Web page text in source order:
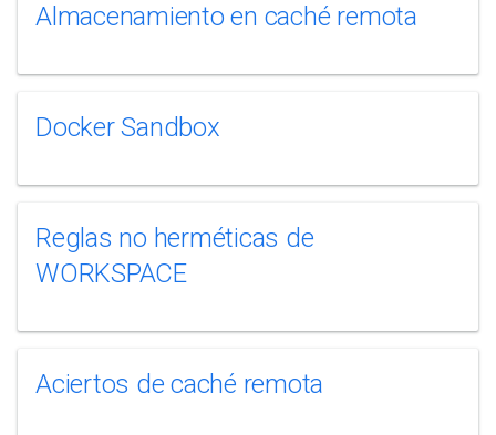
Almacenamiento en caché remota
Docker Sandbox
Reglas no herméticas de
WORKSPACE
Aciertos de caché remota